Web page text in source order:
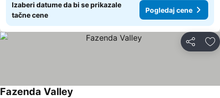
Izaberi datume da bi se prikazale
tačne cene
Pogledaj cene
Deli
Fazenda Valley